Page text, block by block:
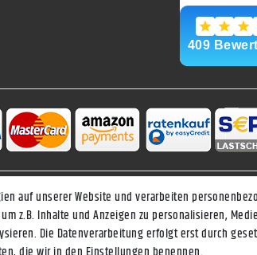
Daten­schutz­erklärung AGB
auf unserer Website und verarbeiten
z.B. Inhalte und Anzeigen zu personalisieren,
Die Datenverarbeitung erfolgt erst durch